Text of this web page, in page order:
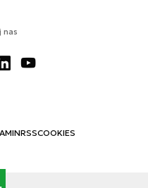
nas
RSSCOOKIES